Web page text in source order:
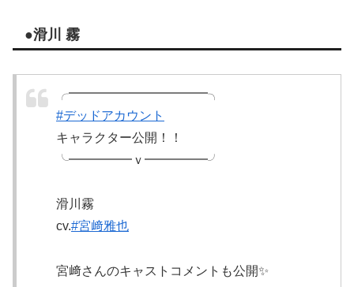
●滑川 霧
╭━━━━━━━━━━━╮
#デッドアカウント
キャラクター公開！！
╰━━━━━ｖ━━━━━╯
滑川霧
cv.#宮﨑雅也
宮﨑さんのキャストコメントも公開✨